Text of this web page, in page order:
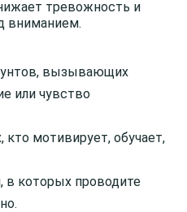
тревожность и
вниманием.
вызывающих
или чувство
кто мотивирует, обучает,
в которых проводите